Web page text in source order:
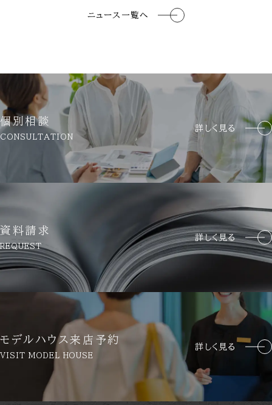
ニュース一覧へ
個別相談
CONSULTATION
詳しく見る
資料請求
REQUEST
詳しく見る
モデルハウス来店予約
VISIT MODEL HOUSE
詳しく見る